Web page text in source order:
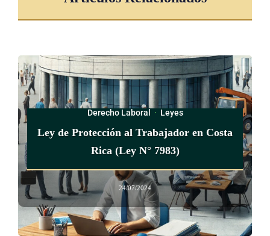
Derecho Laboral · Leyes
Ley de Protección al Trabajador en Costa
Rica (Ley N° 7983)
24/07/2024